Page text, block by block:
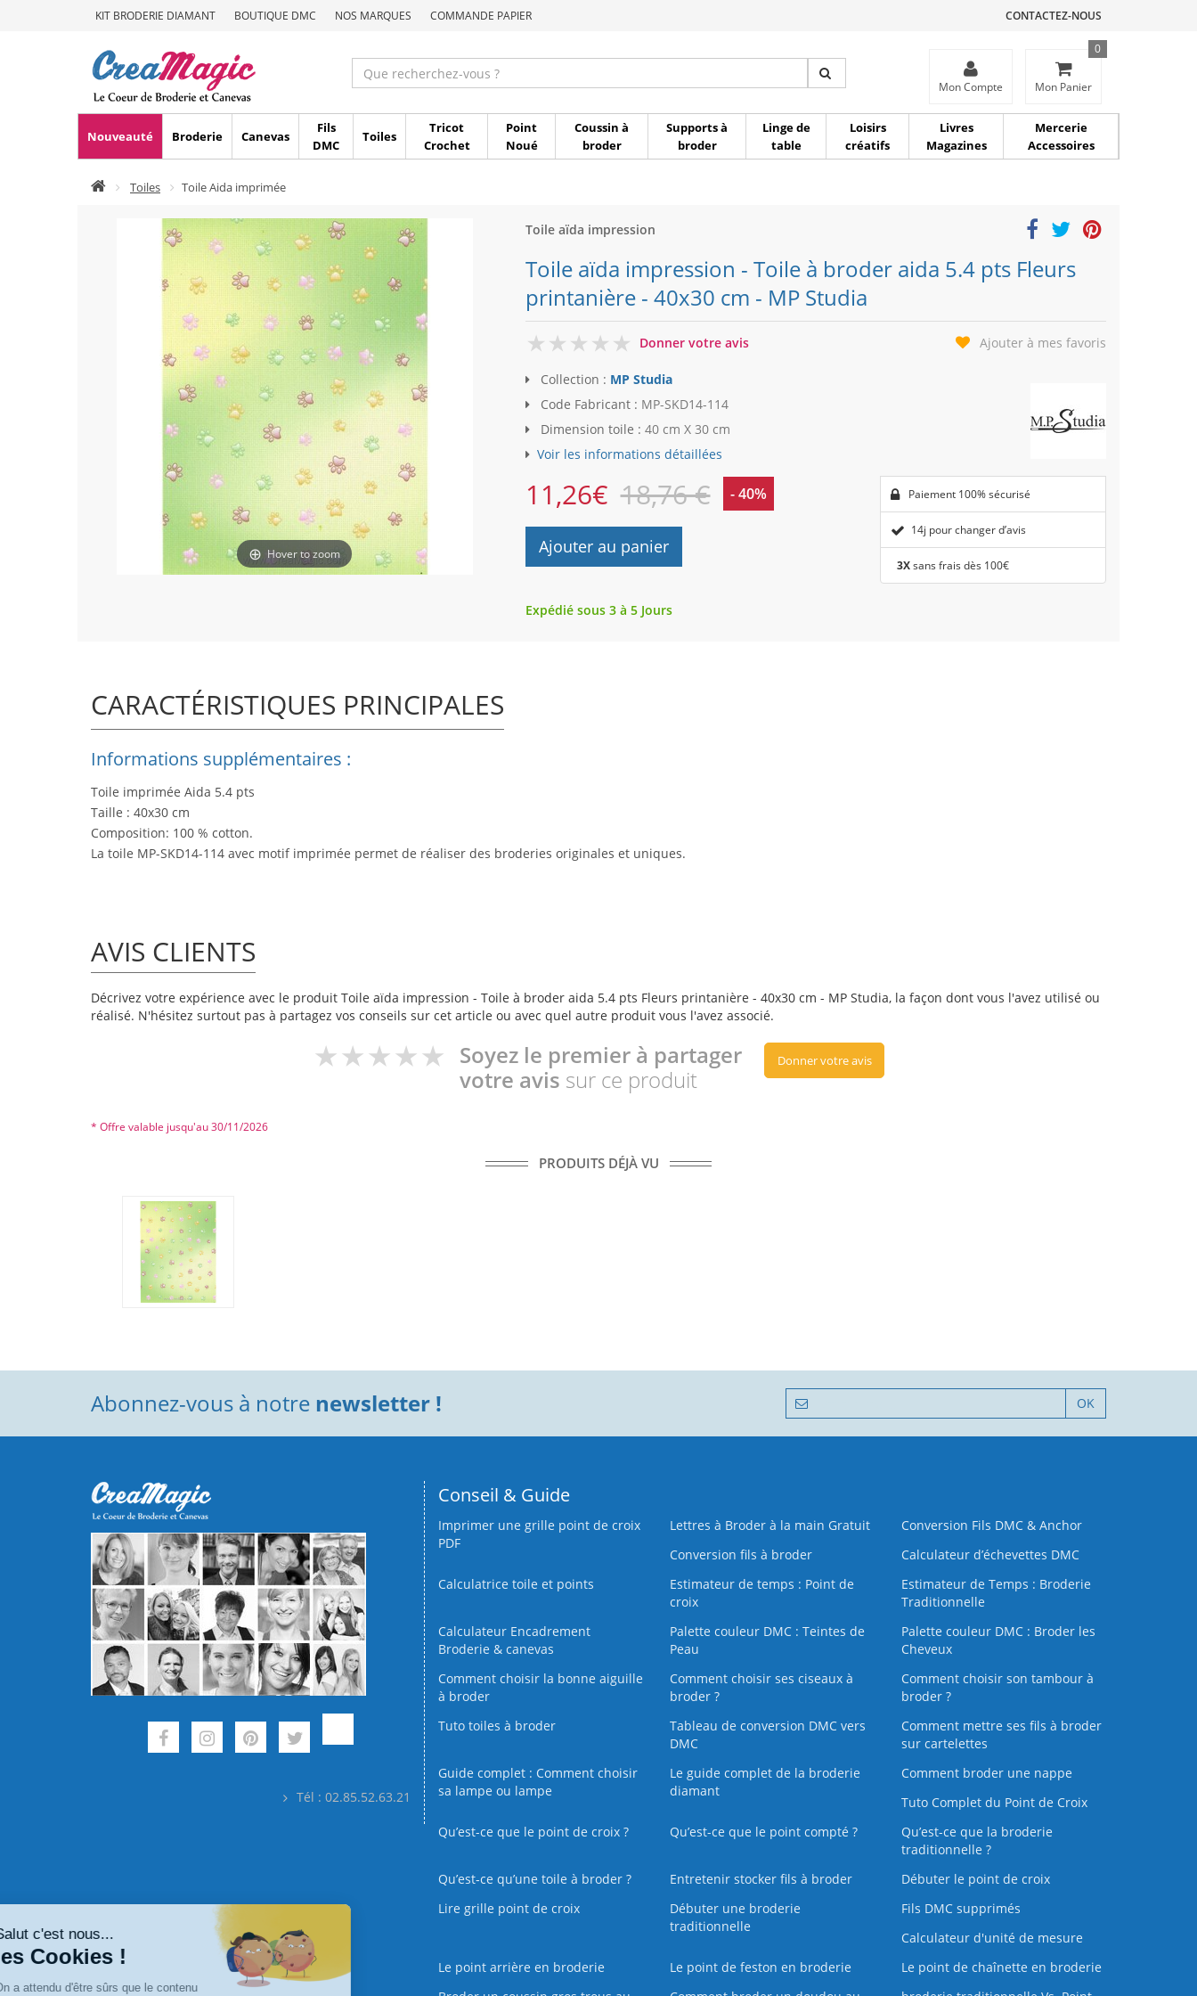
KIT BRODERIE DIAMANT BOUTIQUE DMC NOS MARQUES COMMANDE PAPIER CONTACTEZ-NOUS
Mon Compte Mon Panier
0
Nouveauté Broderie Canevas
Fils
DMC
Toiles
Tricot
Crochet
Point
Noué
Coussin à
broder
Supports à
broder
Linge de
table
Loisirs
créatifs
Livres
Magazines
Mercerie
Accessoires
Toiles Toile Aida imprimée
Hover to zoom
Toile aïda impression
Toile aïda impression - Toile à broder aida 5.4 pts Fleurs
printanière - 40x30 cm - MP Studia
0
Donner votre avis Ajouter à mes favoris
Collection : MP Studia
Code Fabricant : MP-SKD14-114
Dimension toile : 40 cm X 30 cm
Voir les informations détaillées
11,26€ 18,76 € - 40%
Ajouter au panier
Paiement 100% sécurisé
14j pour changer d’avis
3Xsans frais dès 100€
Expédié sous 3 à 5 Jours
CARACTÉRISTIQUES PRINCIPALES
Informations supplémentaires :
Toile imprimée Aida 5.4 pts
Taille : 40x30 cm
Composition: 100 % cotton.
La toile MP-SKD14-114 avec motif imprimée permet de réaliser des broderies originales et uniques.
AVIS CLIENTS
Décrivez votre expérience avec le produit Toile aïda impression - Toile à broder aida 5.4 pts Fleurs printanière - 40x30 cm - MP Studia, la façon dont vous l'avez utilisé ou
réalisé. N'hésitez surtout pas à partagez vos conseils sur cet article ou avec quel autre produit vous l'avez associé.
Soyez le premier à partager
votre avis sur ce produit
Donner votre avis
* Offre valable jusqu'au 30/11/2026
PRODUITS DÉJÀ VU
Abonnez-vous à notre newsletter ! OK
Tél : 02.85.52.63.21
Conseil & Guide
Imprimer une grille point de croix
PDF
Lettres à Broder à la main Gratuit
Conversion Fils DMC & Anchor
Conversion fils à broder
Calculateur d’échevettes DMC
Calculatrice toile et points
Estimateur de temps : Point de
croix
Estimateur de Temps : Broderie
Traditionnelle
Calculateur Encadrement
Broderie & canevas
Palette couleur DMC : Teintes de
Peau
Palette couleur DMC : Broder les
Cheveux
Comment choisir la bonne aiguille
à broder
Comment choisir ses ciseaux à
broder ?
Comment choisir son tambour à
broder ?
Tuto toiles à broder
Tableau de conversion DMC vers
DMC
Comment mettre ses fils à broder
sur cartelettes
Guide complet : Comment choisir
sa lampe ou lampe
Le guide complet de la broderie
diamant
Comment broder une nappe
Tuto Complet du Point de Croix
Qu’est-ce que le point de croix ?
Qu’est-ce que le point compté ?
Qu’est-ce que la broderie
traditionnelle ?
Qu’est‑ce qu’une toile à broder ?
Entretenir stocker fils à broder
Débuter le point de croix
Lire grille point de croix
Débuter une broderie
traditionnelle
Fils DMC supprimés
Calculateur d'unité de mesure
Le point arrière en broderie
Le point de feston en broderie
Le point de chaînette en broderie